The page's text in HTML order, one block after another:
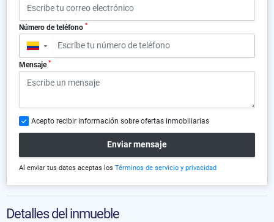
Número de teléfono *
▼
Mensaje *
Acepto recibir información sobre ofertas inmobiliarias
Enviar mensaje
Al enviar tus datos aceptas los Términos de servicio y privacidad
Detalles del inmueble